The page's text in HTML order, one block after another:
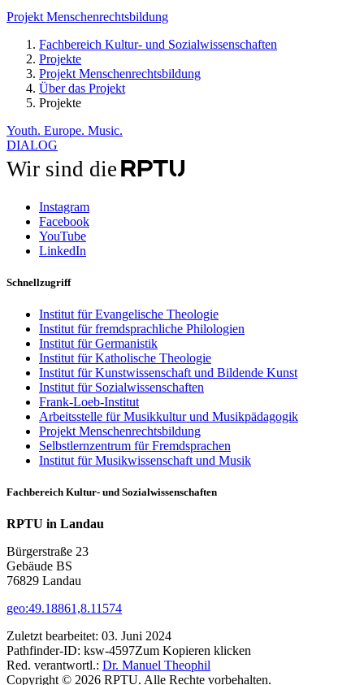
Projekt Menschenrechtsbildung
Fachbereich Kultur- und Sozialwissenschaften
Projekte
Projekt Menschenrechtsbildung
Über das Projekt
Projekte
Youth. Europe. Music.
DIALOG
Wir sind die
Instagram
Facebook
YouTube
LinkedIn
Schnellzugriff
Institut für Evangelische Theologie
Institut für fremdsprachliche Philologien
Institut für Germanistik
Institut für Katholische Theologie
Institut für Kunstwissenschaft und Bildende Kunst
Institut für Sozialwissenschaften
Frank-Loeb-Institut
Arbeitsstelle für Musikkultur und Musikpädagogik
Projekt Menschenrechtsbildung
Selbstlernzentrum für Fremdsprachen
Institut für Musikwissenschaft und Musik
Fachbereich Kultur- und Sozialwissenschaften
RPTU in Landau
Bürgerstraße 23
Gebäude BS
76829 Landau
geo:49.18861,8.11574
Zuletzt bearbeitet: 03. Juni 2024
Pathfinder-ID: ksw-4597Zum Kopieren klicken
Red. verantwortl.: Dr. Manuel Theophil
Copyright © 2026 RPTU. Alle Rechte vorbehalten.